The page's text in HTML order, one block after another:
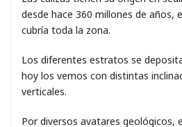
desde hace 360 millones de años,
cubría toda la zona.
Los diferentes estratos se
hoy los vemos con distintas
verticales.
Por diversos avatares geológicos,